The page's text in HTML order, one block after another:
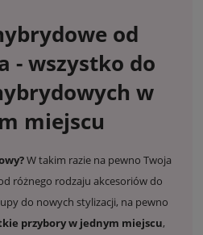
od
- wszystko do
w
miejscu
?W takim razie na pewno Twoja
różnego rodzaju akcesoriów do
do nowych stylizacji, na pewno
przybory w jednym miejscu,